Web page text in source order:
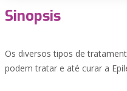
Sinopsis
Os diversos tipos de
podem tratar e até curar a